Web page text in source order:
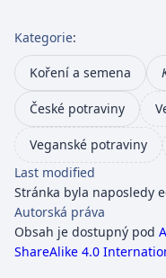
Kategorie:
Koření a semena
České potraviny
Veganské potraviny
Last modified
Stránka byla naposledy
Autorská práva
Obsah je dostupný pod
ShareAlike 4.0